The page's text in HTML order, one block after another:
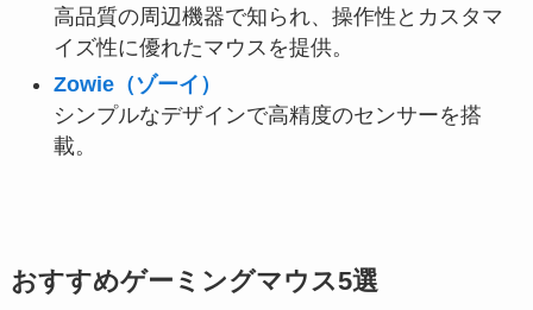
高品質の周辺機器で知られ、操作性とカスタマ
イズ性に優れたマウスを提供。
Zowie（ゾーイ）
シンプルなデザインで高精度のセンサーを搭
載。
おすすめゲーミングマウス5選